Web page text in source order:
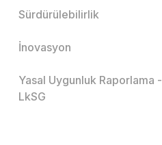
Sürdürülebilirlik
İnovasyon
Yasal Uygunluk Raporlama -
LkSG